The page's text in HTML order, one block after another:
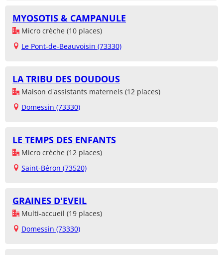
MYOSOTIS & CAMPANULE
Micro crèche (10 places)
Le Pont-de-Beauvoisin (73330)
LA TRIBU DES DOUDOUS
Maison d'assistants maternels (12 places)
Domessin (73330)
LE TEMPS DES ENFANTS
Micro crèche (12 places)
Saint-Béron (73520)
GRAINES D'EVEIL
Multi-accueil (19 places)
Domessin (73330)